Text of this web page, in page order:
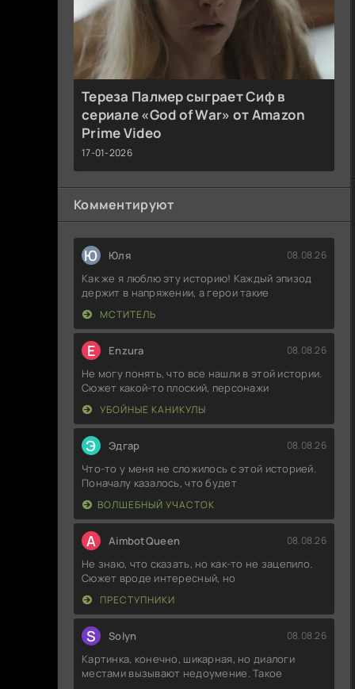
Тереза Палмер сыграет Сиф в
сериале «God of War» от Amazon
Prime Video
17-01-2026
Комментируют
Ю Юля 08.08.26
Как же я люблю эту историю! Каждый эпизод
держит в напряжении, а герои такие
МСТИТЕЛЬ
E Enzura 08.08.26
Не могу понять, что все нашли в этой истории.
Сюжет какой-то плоский, персонажи
УБОЙНЫЕ КАНИКУЛЫ
Э Эдгар 08.08.26
Что-то у меня не сложилось с этой историей.
Поначалу казалось, что будет
ВОЛШЕБНЫЙ УЧАСТОК
A AimbotQueen 08.08.26
Не знаю, что сказать, но как-то не зацепило.
Сюжет вроде интересный, но
ПРЕСТУПНИКИ
S Solyn 08.08.26
Картинка, конечно, шикарная, но диалоги
местами вызывают недоумение. Такое